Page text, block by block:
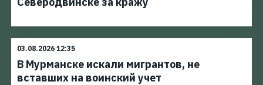
03.08.2026 12:35
В Мурманске искали мигрантов, не
вставших на воинский учет